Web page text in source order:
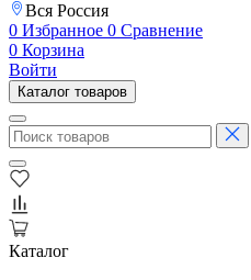
Вся Россия
0 Избранное 0 Сравнение
0 Корзина
Войти
Каталог товаров
Каталог